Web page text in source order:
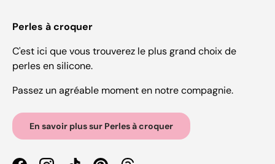
Perles à croquer
C'est ici que vous trouverez le plus grand choix de
perles en silicone.
Passez un agréable moment en notre compagnie.
En savoir plus sur Perles à croquer